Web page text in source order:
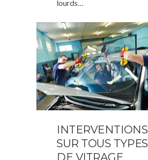
lourds…
INTERVENTIONS
SUR TOUS TYPES